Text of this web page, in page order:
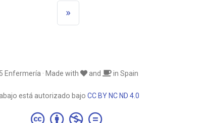
»
Enfermería · Made with and in Spain
está autorizado bajo CC BY NC ND 4.0